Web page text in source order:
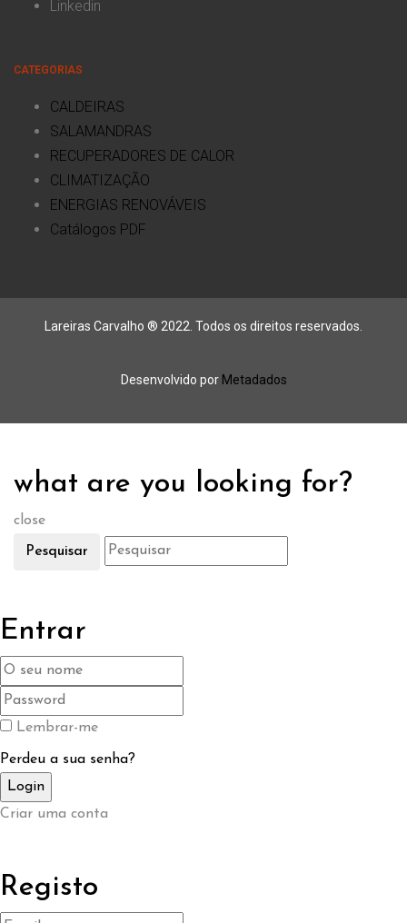
Linkedin
CATEGORIAS
CALDEIRAS
SALAMANDRAS
RECUPERADORES DE CALOR
CLIMATIZAÇÃO
ENERGIAS RENOVÁVEIS
Catálogos PDF
Lareiras Carvalho ® 2022. Todos os direitos reservados.
Desenvolvido por Metadados
what are you looking for?
close
Pesquisar
Entrar
Lembrar-me
Perdeu a sua senha?
Criar uma conta
Registo